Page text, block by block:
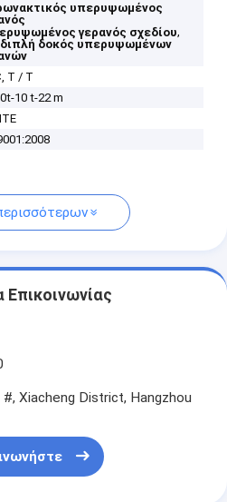
υπερυψωμένος
γερανός σχεδίου,
δοκός υπερυψωμένων
T / T
10 t-22 m
Επικοινωνίας
#, Xiacheng District, Hangzhou